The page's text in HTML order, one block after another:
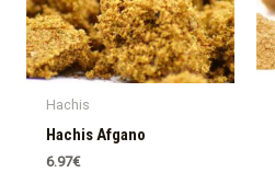
Hachis
Hachis Afgano
6.97€